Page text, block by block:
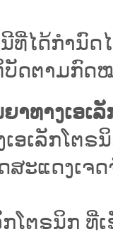
ໄດ້ກຳນົດໄ
ບັດຕາມກົ
າທາງເອເ
ເລັກໂຕຣ
ແດງເຈດຈ
ຕຣນິກ ທີ່